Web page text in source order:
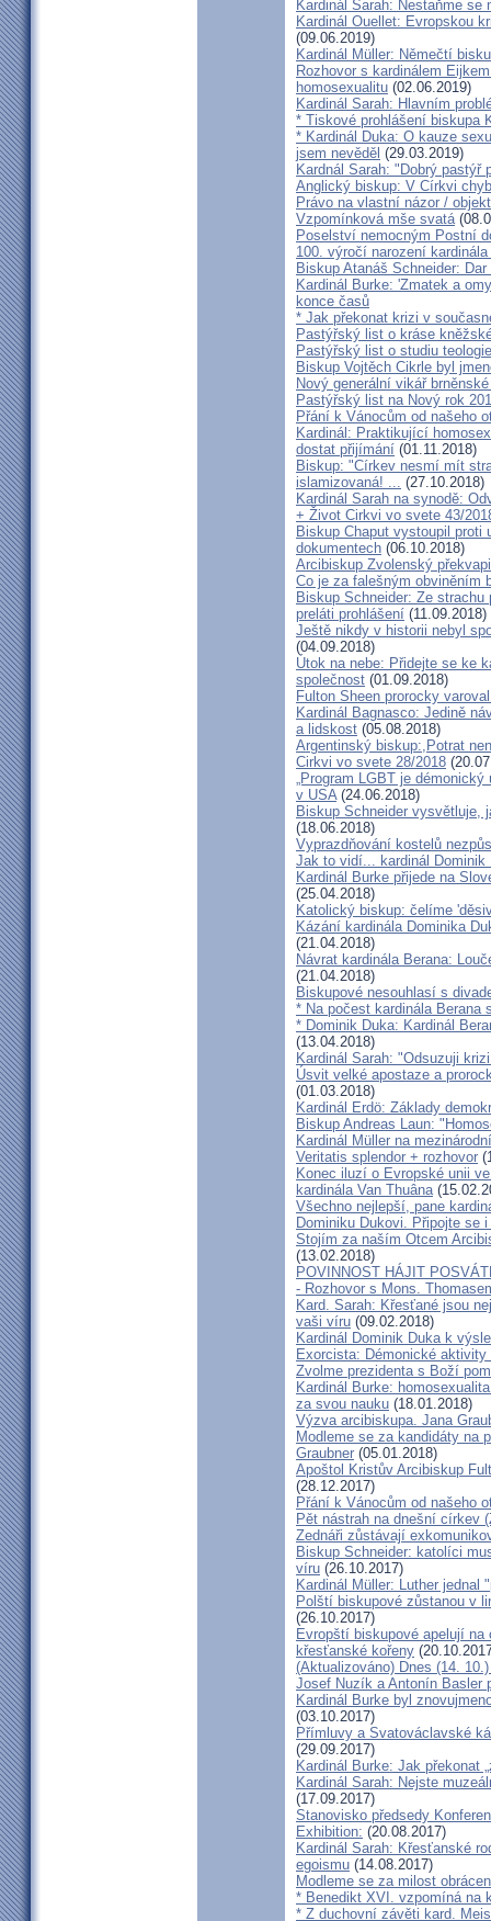
Kardinál Sarah: Nestaňme
Kardinál Ouellet: Evropskou
(09.06.2019)
Kardinál Müller: Němečtí
Rozhovor s kardinálem
homosexualitu (02.06.2019)
Kardinál Sarah: Hlavním
* Tiskové prohlášení biskupa
* Kardinál Duka: O kauze
jsem nevěděl (29.03.2019)
Kardnál Sarah: "Dobrý
Anglický biskup: V Církvi
Právo na vlastní názor /
Vzpomínková mše svatá
Poselství nemocným Postní
100. výročí narození
Biskup Atanáš Schneider:
Kardinál Burke: 'Zmatek a
konce časů
* Jak překonat krizi v
Pastýřský list o kráse
Pastýřský list o studiu teologie
Biskup Vojtěch Cikrle byl
Nový generální vikář
Pastýřský list na Nový rok
Přání k Vánocům od našeho
Kardinál: Praktikující
dostat přijímání (01.11.2018)
Biskup: "Církev nesmí mít
islamizovaná! ... (27.10.2018)
Kardinál Sarah na synodě:
+ Život Cirkvi vo svete 43/
Biskup Chaput vystoupil
dokumentech (06.10.2018)
Arcibiskup Zvolenský
Co je za falešným obviněním
Biskup Schneider: Ze
preláti prohlášení (11.09.2018)
Ještě nikdy v historii nebyl
(04.09.2018)
Útok na nebe: Přidejte se ke
společnost (01.09.2018)
Fulton Sheen prorocky
Kardinál Bagnasco: Jedině
a lidskost (05.08.2018)
Argentinský biskup:,Potrat
Cirkvi vo svete 28/2018
„Program LGBT je
v USA(24.06.2018)
Biskup Schneider vysvětluje,
(18.06.2018)
Vyprazdňování kostelů
Jak to vidí... kardinál Dominik
Kardinál Burke přijede na
(25.04.2018)
Katolický biskup: čelíme
Kázání kardinála Dominika
(21.04.2018)
Návrat kardinála Berana:
(21.04.2018)
Biskupové nesouhlasí s
* Na počest kardinála
* Dominik Duka: Kardinál
(13.04.2018)
Kardinál Sarah: "Odsuzuji
Úsvit velké apostaze a
(01.03.2018)
Kardinál Erdö: Základy
Biskup Andreas Laun:
Kardinál Müller na
Veritatis splendor + rozhovor
Konec iluzí o Evropské unii
kardinála Van Thuâna
Všechno nejlepší, pane
Dominiku Dukovi. Připojte se
Stojím za naším Otcem
(13.02.2018)
POVINNOST HÁJIT
- Rozhovor s Mons.
Kard. Sarah: Křesťané jsou
vaši víru (09.02.2018)
Kardinál Dominik Duka k
Exorcista: Démonické
Zvolme prezidenta s Boží
Kardinál Burke:
za svou nauku (18.01.2018)
Výzva arcibiskupa. Jana
Modleme se za kandidáty na
Graubner (05.01.2018)
Apoštol Kristův Arcibiskup
(28.12.2017)
Přání k Vánocům od našeho
Pět nástrah na dnešní církev
Zednáři zůstávají
Biskup Schneider: katolíci
víru (26.10.2017)
Kardinál Müller: Luther jednal
Polští biskupové zůstanou v
(26.10.2017)
Evropští biskupové apelují
křesťanské kořeny
(Aktualizováno) Dnes (14.
Josef Nuzík a Antonín Basler
Kardinál Burke byl
(03.10.2017)
Přímluvy a Svatováclavské
(29.09.2017)
Kardinál Burke: Jak překonat
Kardinál Sarah: Nejste
(17.09.2017)
Stanovisko předsedy
Exhibition: (20.08.2017)
Kardinál Sarah: Křesťanské
egoismu (14.08.2017)
Modleme se za milost
* Benedikt XVI. vzpomíná na
* Z duchovní závěti kard.